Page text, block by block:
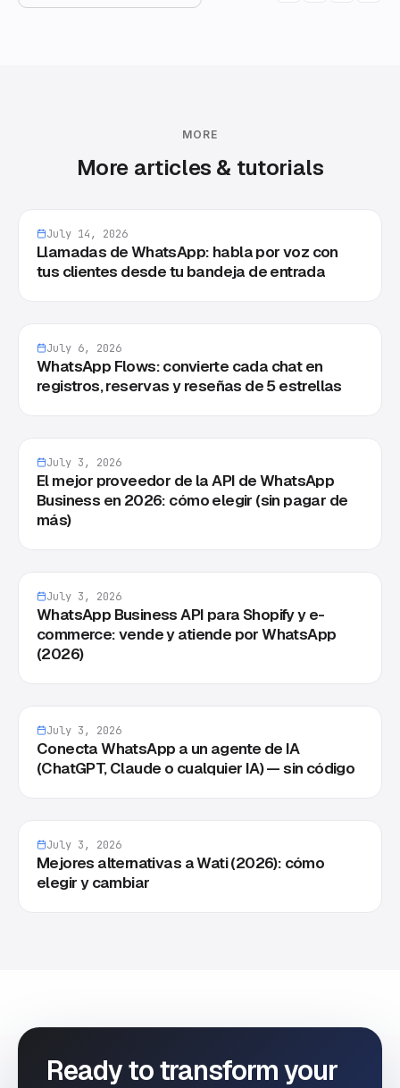
MORE
More articles & tutorials
July 14, 2026
Llamadas de WhatsApp: habla por voz con
tus clientes desde tu bandeja de entrada
July 6, 2026
WhatsApp Flows: convierte cada chat en
registros, reservas y reseñas de 5 estrellas
July 3, 2026
El mejor proveedor de la API de WhatsApp
Business en 2026: cómo elegir (sin pagar de
más)
July 3, 2026
WhatsApp Business API para Shopify y e-
commerce: vende y atiende por WhatsApp
(2026)
July 3, 2026
Conecta WhatsApp a un agente de IA
(ChatGPT, Claude o cualquier IA) — sin código
July 3, 2026
Mejores alternativas a Wati (2026): cómo
elegir y cambiar
Ready to transform your